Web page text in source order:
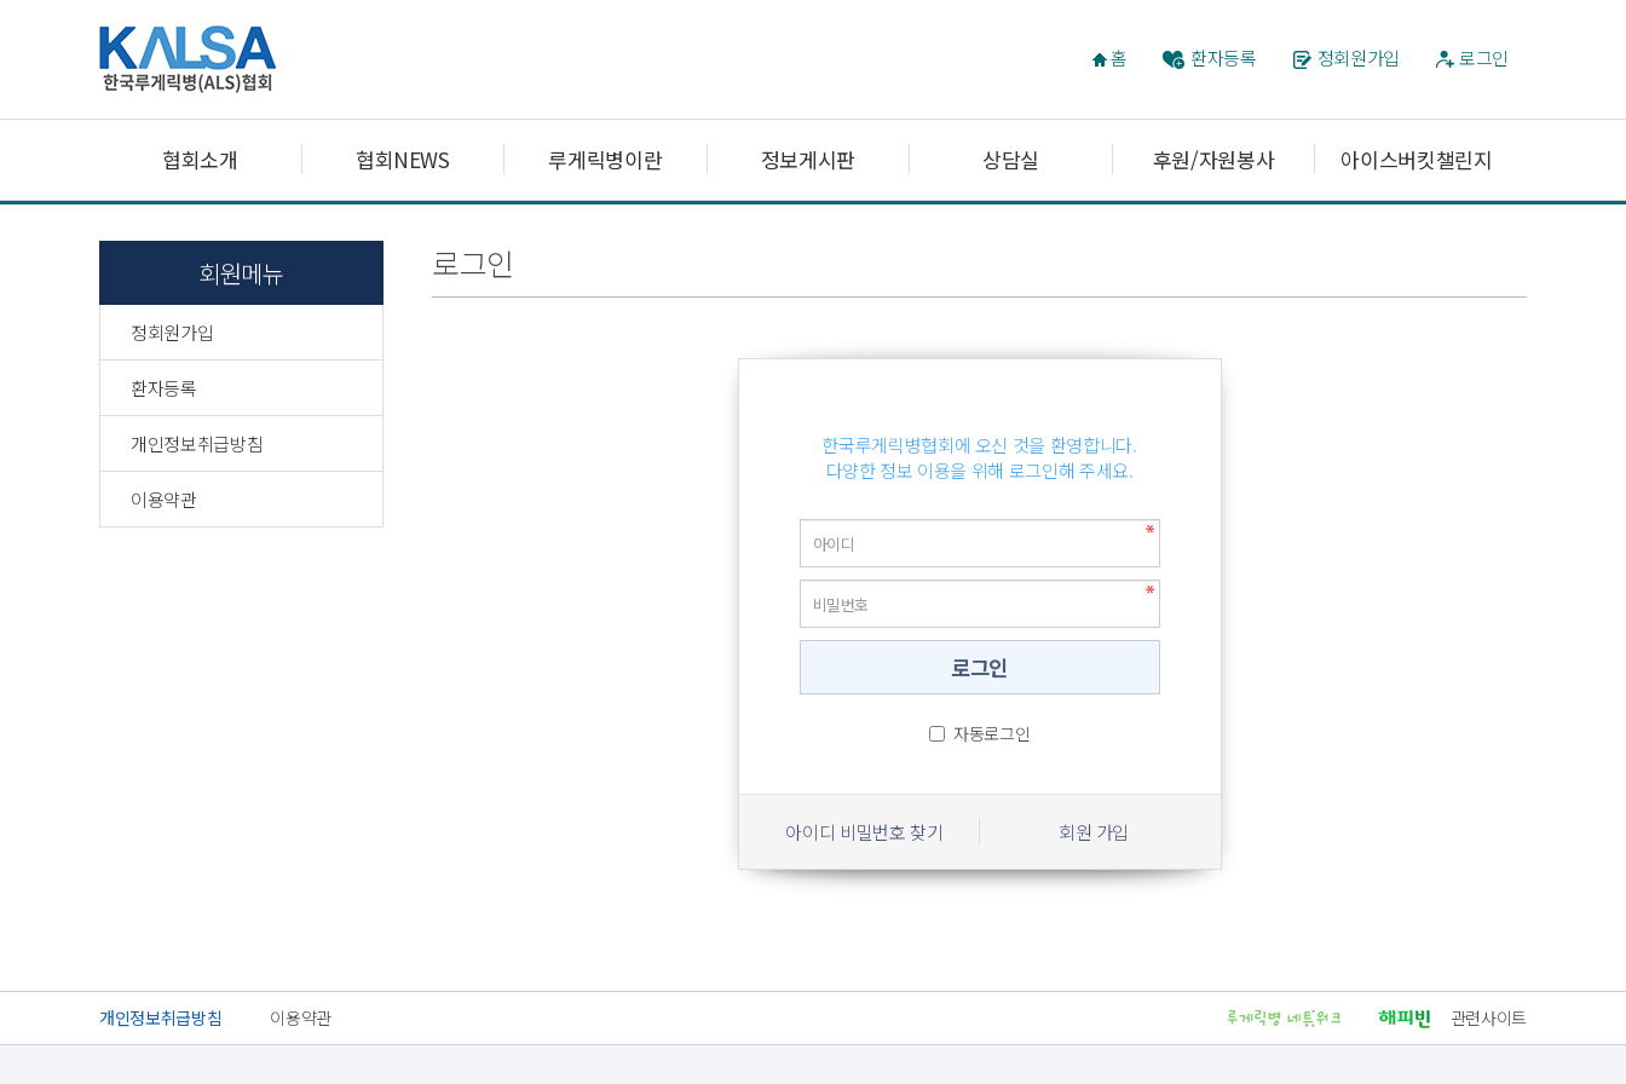
홈 환자등록 정회원가입 로그인
협회소개 협회NEWS 루게릭병이란 정보게시판 상담실 후원/자원봉사 아이스버킷챌린지
회원메뉴
정회원가입
환자등록
개인정보취급방침
이용약관
로그인
한국루게릭병협회에 오신 것을 환영합니다.
다양한 정보 이용을 위해 로그인해 주세요.
자동로그인
아이디 비밀번호 찾기 회원 가입
개인정보취급방침 이용약관 관련사이트